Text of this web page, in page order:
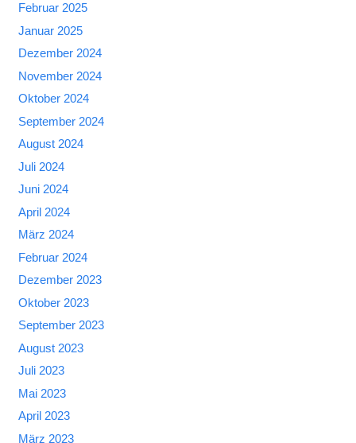
Februar 2025
Januar 2025
Dezember 2024
November 2024
Oktober 2024
September 2024
August 2024
Juli 2024
Juni 2024
April 2024
März 2024
Februar 2024
Dezember 2023
Oktober 2023
September 2023
August 2023
Juli 2023
Mai 2023
April 2023
März 2023